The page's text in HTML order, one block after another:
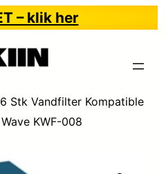
– klik her
6 Stk Vandfilter Kompatible
KWF-008